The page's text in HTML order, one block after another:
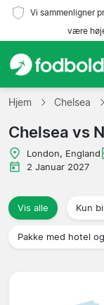
Vi sammenligner
være
Hjem
Hold
Ligaer
Rejsebureauer
Hjem Chelsea
Chelsea vs
London, England
2 Januar 2027
Vis alle Kun
Pakke med hotel